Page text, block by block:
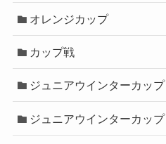
オレンジカップ
カップ戦
ジュニアウインターカップ
ジュニアウインターカップ